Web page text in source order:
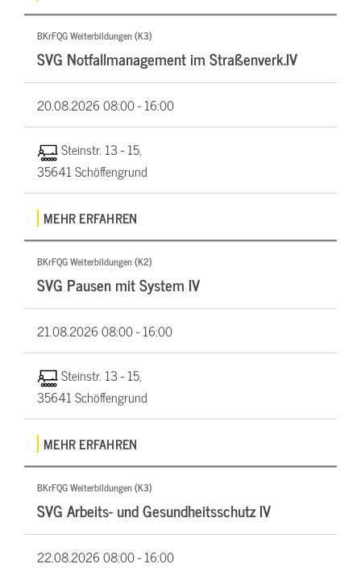
BKrFQG Weiterbildungen (K3)
SVG Notfallmanagement im Straßenverk.IV
20.08.202608:00 - 16:00
Steinstr. 13 - 15,
35641 Schöffengrund
MEHR ERFAHREN
BKrFQG Weiterbildungen (K2)
SVG Pausen mit System IV
21.08.202608:00 - 16:00
Steinstr. 13 - 15,
35641 Schöffengrund
MEHR ERFAHREN
BKrFQG Weiterbildungen (K3)
SVG Arbeits- und Gesundheitsschutz IV
22.08.202608:00 - 16:00